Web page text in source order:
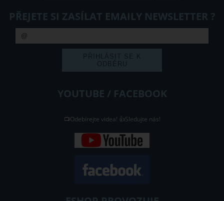
PŘEJETE SI ZASÍLAT EMAILY NEWSLETTER ?
YOUTUBE / FACEBOOK
📺Odebírejte videa! 👍Sledujte nás!